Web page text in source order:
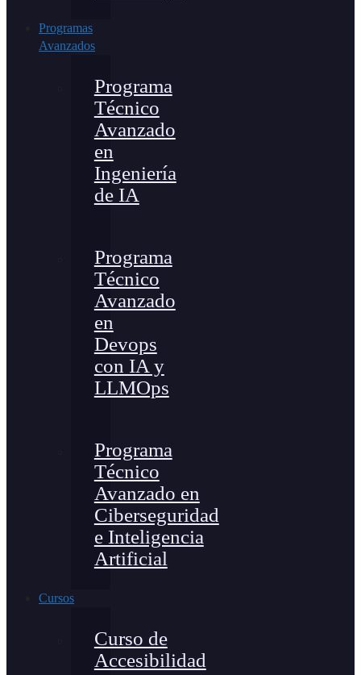
Programas
Avanzados
Programa
Técnico
Avanzado
en
Ingeniería
de IA
Programa
Técnico
Avanzado
en
Devops
con IA y
LLMOps
Programa
Técnico
Avanzado en
Ciberseguridad
e Inteligencia
Artificial
Cursos
Curso de
Accesibilidad